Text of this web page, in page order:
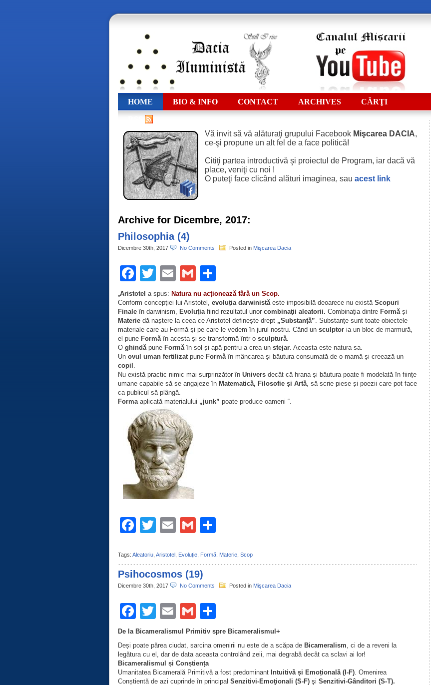
HOME BIO & INFO CONTACT ARCHIVES CĂRŢI
Vă invit să vă alăturaţi grupului Facebook Mişcarea DACIA,
ce-şi propune un alt fel de a face politică!
Citiţi partea introductivă şi proiectul de Program, iar dacă vă
place, veniţi cu noi !
O puteţi face clicând alături imaginea, sau acest link
Archive for Dicembre, 2017:
Philosophia (4)
Dicembre 30th, 2017 No Comments Posted in Mişcarea Dacia
Facebook
TwitterEmailGmail
„Aristotel a spus: Natura nu acționează fără un Scop.
Conform concepţiei lui Aristotel, evoluția darwinistăeste imposibilă deoarece nu există Scopuri
Finaleîn darwinism, Evoluţiafiind rezultatul unor combinaţii aleatorii. Combinația dintre Formăși
Materiedă naștere la ceea ce Aristotel definește drept „Substanță”. Substanțe sunt toate obiectele
materiale care au Formă şi pe care le vedem în jurul nostru. Când un sculptoria un bloc de marmură,
el pune Formăîn acesta şi se transformă într-o sculptură.
O ghindăpune Formăîn sol și apă pentru a crea un stejar. Aceasta este natura sa.
Un ovul uman fertilizatpune Formăîn mâncarea și băutura consumată de o mamă și creează un
copil .
Nu există practic nimic mai surprinzător în Universdecât că hrana şi băutura poate fi modelată în ființe
umane capabile să se angajeze înMatematică, Filosofie și Artă, să scrie piese și poezii care pot face
ca publicul să plângă.
Formaaplicată materialului „junk” poate produce oameni “.
Facebook
TwitterEmailGmail
Tags: Aleatoriu, Aristotel, Evoluţie, Formă, Materie, Scop
Psihocosmos (19)
Dicembre 30th, 2017 No Comments Posted in Mişcarea Dacia
Facebook
TwitterEmailGmail
De la Bicameralismul Primitiv spre Bicameralismul+
Deși poate părea ciudat, sarcina omenirii nu este de a scăpa de Bicameralism, ci de a reveni la
legătura cu el, dar de data aceasta controlând zeii, mai degrabă decât ca sclavi ai lor!
Bicameralismul și Conștiența
Umanitatea Bicamerală Primitivă a fost predominant Intuitivă și Emoțională (I-F). Omenirea
Conștientă de azi cuprinde în principal Senzitivi-Emoţionali (S-F)şi Senzitivi-Gânditori (S-T).